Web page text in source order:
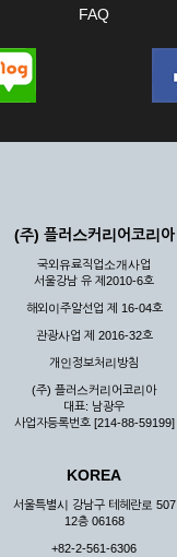
FAQ
(주) 플러스커리어코리아
국외유료직업소개사업
서울강남 유 제2010-6호
해외이주알선업 제 16-04호
관광사업 제 2016-32호
개인정보처리방침
(주) 플러스커리어코리아
대표: 남광우
사업자등록번호 [214-88-59199]
KOREA
서울특별시 강남구 테헤란로 507
12층 06168
+82-2-561-6306